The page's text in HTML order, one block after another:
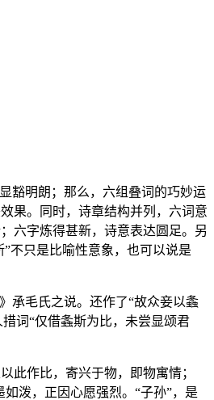
豁明朗；那么，六组叠词的巧妙运
果。同时，诗章结构并列，六词意
六字炼得甚新，诗意表达圆足。另
不只是比喻性意象，也可以说是
承毛氏之说。还作了“故众妾以螽
词“仅借螽斯为比，未尝显颂君
此作比，寄兴于物，即物寓情；
泼，正因心愿强烈。“子孙”，是